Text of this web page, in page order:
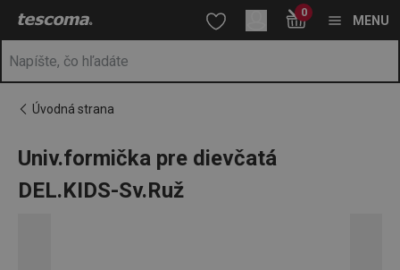
Nachádzate sa na stránke Univ.formička pre dievčatá DEL.KIDS-
Prejsť na hlavný obsah
Prejsť na vyhľadávanie
Prejsť na navigáciu 0
MENU
Úvodná strana
Univ.formička pre dievčatá
DEL.KIDS-Sv.Ruž